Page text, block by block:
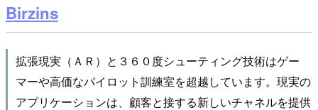
Birzins
拡張現実（ＡＲ）と３６０度シューティング技術はゲー
マーや高価なパイロット訓練室を超越しています。現実の
アプリケーションは、顧客と接する新しいチャネルを提供